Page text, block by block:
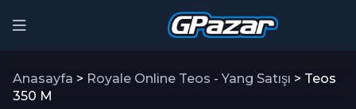
Anasayfa > Royale Online Teos - Yang Satışı > Teos
350 M